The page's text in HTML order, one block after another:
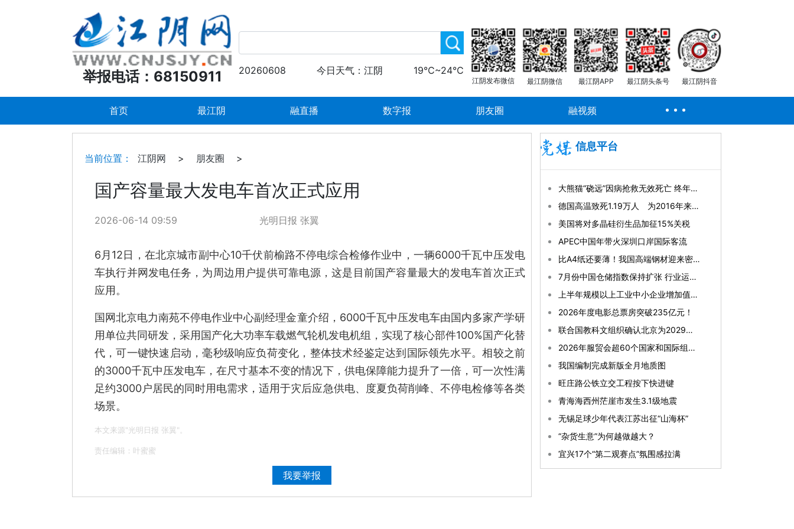
举报电话：68150911 20260608 今日天气：江阴 19℃~24℃
江阴发布微信 最江阴微信 最江阴APP 最江阴头条号 最江阴抖音
首页 最江阴 融直播 数字报 朋友圈 融视频
当前位置： 江阴网 > 朋友圈 >
国产容量最大发电车首次正式应用
2026-06-14 09:59 光明日报 张翼
6月12日，在北京城市副中心10千伏前榆路不停电综合检修作业中，一辆6000千瓦中压发电
车执行并网发电任务，为周边用户提供可靠电源，这是目前国产容量最大的发电车首次正式
应用。
国网北京电力南苑不停电作业中心副经理金童介绍，6000千瓦中压发电车由国内多家产学研
用单位共同研发，采用国产化大功率车载燃气轮机发电机组，实现了核心部件100%国产化替
代，可一键快速启动，毫秒级响应负荷变化，整体技术经鉴定达到国际领先水平。相较之前
的3000千瓦中压发电车，在尺寸基本不变的情况下，供电保障能力提升了一倍，可一次性满
足约3000户居民的同时用电需求，适用于灾后应急供电、度夏负荷削峰、不停电检修等各类
场景。
本文来源"光明日报 张翼"。
责任编辑：叶蜜蜜
我要举报
信息平台
大熊猫“硗远”因病抢救无效死亡 终年33岁
德国高温致死1.19万人 为2016年来最高纪录
美国将对多晶硅衍生品加征15%关税
APEC中国年带火深圳口岸国际客流
比A4纸还要薄！我国高端钢材迎来密集突破
7月份中国仓储指数保持扩张 行业运行韧性较强
上半年规模以上工业中小企业增加值同比增长5.8%
2026年度电影总票房突破235亿元！
联合国教科文组织确认北京为2029年“世界建筑之都”
2026年服贸会超60个国家和国际组织确认参展参会
我国编制完成新版全月地质图
旺庄路公铁立交工程按下快进键
青海海西州茫崖市发生3.1级地震
无锡足球少年代表江苏出征“山海杯”
“杂货生意”为何越做越大？
宜兴17个“第二观赛点”氛围感拉满